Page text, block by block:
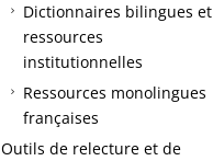
5
Dictionnaires bilingues et
ressources
institutionnelles
5
Ressources monolingues
françaises
Outils de relecture et de